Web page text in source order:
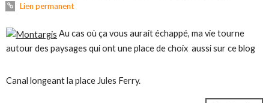
Lien permanent
Au cas où ça vous aurait échappé, ma vie tourne
autour des paysages qui ont une place de choix aussi sur ce blog
Canal longeant la place Jules Ferry.